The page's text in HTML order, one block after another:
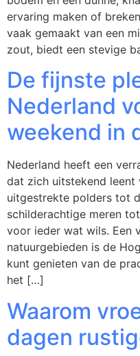
ervaring maken of
vaak gemaakt van een
zout, biedt een stevige
De fijnste
Nederland
weekend in
Nederland heeft een
dat zich uitstekend leent
uitgestrekte polders tot
schilderachtige meren
voor ieder wat wils. Een
natuurgebieden is de
kunt genieten van de
het […]
Waarom
dagen